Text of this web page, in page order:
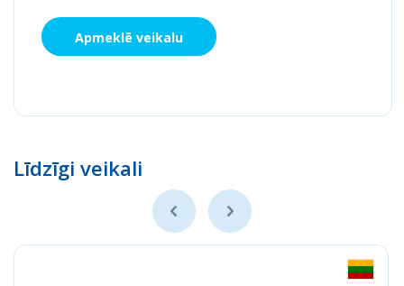
Apmeklē veikalu
Līdzīgi veikali